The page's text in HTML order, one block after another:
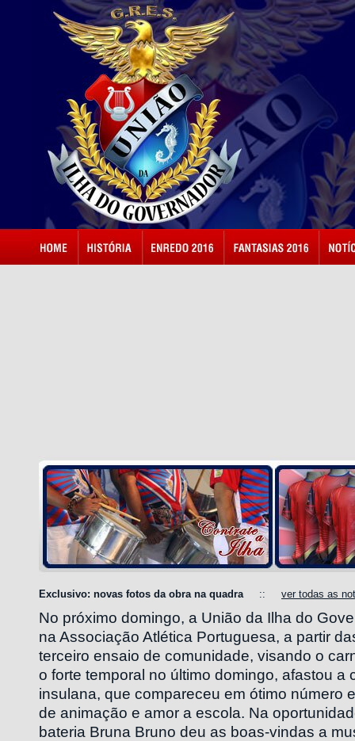
Exclusivo: novas fotos da obra na quadra:: ver todas as
No próximo domingo, a União da Ilha do
na Associação Atlética Portuguesa, a partir
terceiro ensaio de comunidade, visando o
o forte temporal no último domingo, afastou a
insulana, que compareceu em ótimo número
de animação e amor a escola. Na
bateria Bruna Bruno deu as boas-vindas a